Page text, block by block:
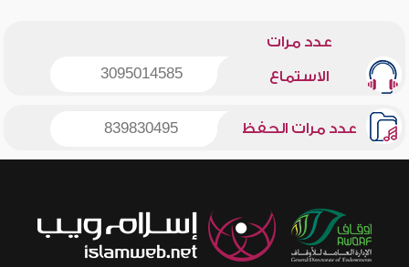
عدد مرات
الاستماع 3095014585
عدد مرات الحفظ 839830495